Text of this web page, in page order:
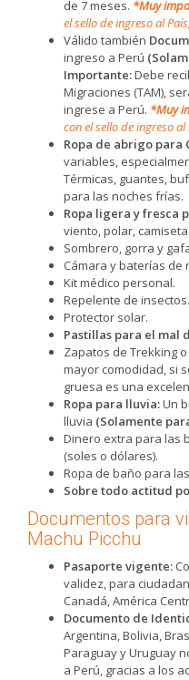
de 7 meses. *Muy
el sello de ingreso al
Válido también
ingreso a Perú
Importante:Debe
Migraciones (TAM),
ingrese a Perú. *Muy
con el sello de ingreso
Ropa de abrigo para
variables,
Térmicas, guantes,
para las noches frías.
Ropa ligera y fresca
viento, polar,
Sombrero, gorra y
Cámara y baterías de
Kit médico personal.
Repelente de insectos.
Protector solar.
Pastillas para el mal
Zapatos de Trekking
mayor comodidad, si
gruesa es una
Ropa para lluvia:Un
lluvia (Solamente
Dinero extra para las
(soles o dólares).
Ropa de baño para
Sobre todo actitud
Documentos para
Machu Picchu
Pasaporte vigente:
validez, para
Canadá, América
Documento de
Argentina, Bolivia,
Paraguay y Uruguay
a Perú, gracias a los